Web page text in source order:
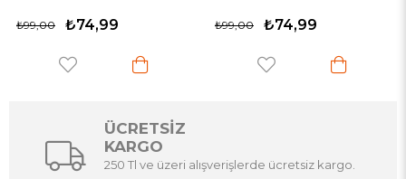
₺74,99
₺99,00 ₺74,99
₺99,00
ÜCRETSİZ
KARGO
250 Tl ve üzeri alışverişlerde ücretsiz kargo.